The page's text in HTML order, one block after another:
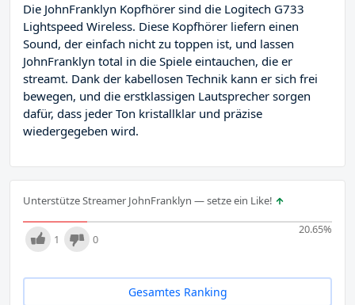
Die JohnFranklyn Kopfhörer sind die Logitech G733
Lightspeed Wireless. Diese Kopfhörer liefern einen
Sound, der einfach nicht zu toppen ist, und lassen
JohnFranklyn total in die Spiele eintauchen, die er
streamt. Dank der kabellosen Technik kann er sich frei
bewegen, und die erstklassigen Lautsprecher sorgen
dafür, dass jeder Ton kristallklar und präzise
wiedergegeben wird.
Unterstütze Streamer JohnFranklyn — setze ein Like!
20.65%
1 0
Gesamtes Ranking